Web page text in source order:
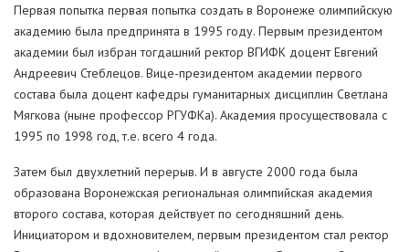
Первая попытка первая попытка создать в Воронеже олимпийскую
академию была предпринята в 1995 году. Первым президентом
академии был избран тогдашний ректор ВГИФК доцент Евгений
Андреевич Стеблецов. Вице-президентом академии первого
состава была доцент кафедры гуманитарных дисциплин Светлана
Мягкова (ныне профессор РГУФКа). Академия просуществовала с
1995 по 1998 год, т.е. всего 4 года.
Затем был двухлетний перерыв. И в августе 2000 года была
образована Воронежская региональная олимпийская академия
второго состава, которая действует по сегодняшний день.
Инициатором и вдохновителем, первым президентом стал ректор